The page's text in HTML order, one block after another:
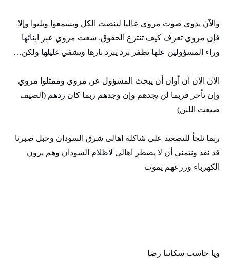
والآن يدوي صوت مروي عاليا لينصت الكل ويسمعوا ويلبوا وإلا
فإن مروي تعرف كيف تنتزع الحقوق. سعت مروي عبر ابنائها
وراء المسؤولين علها تظفر برد يبرد نارها ويشفي غليلها ولكن…
الآن الآن آن أوان أن يبحث المسؤول عن مروي وممثلوا مروي
وإن تأخر فربما لن يجدهم وإن وجدهم ربما كان ردهم (الصيف
ضيعت اللبن)
ربما نلجأ للتصعيد علي شاكلة اهالى شرق السودان وحبل صبرنا
قد نفذ ونتمنى أن لا يضطر اهالى لاظلام السودان وهم يرون
الكهرباء وزرعهم يموت
ويا حاسب سكاتنا رضا